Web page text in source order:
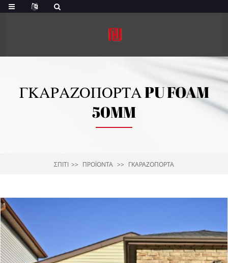
ΓΚΑΡΑΖΌΠΟΡΤΑ PU FOAM
50MM
ΣΠΊΤΙ ΠΡΟΪΌΝΤΑ ΓΚΑΡΑΖΌΠΟΡΤΑ